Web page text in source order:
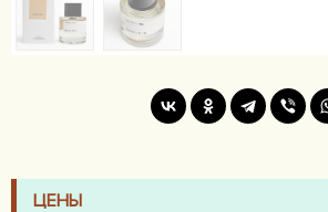
ЦЕНЫ